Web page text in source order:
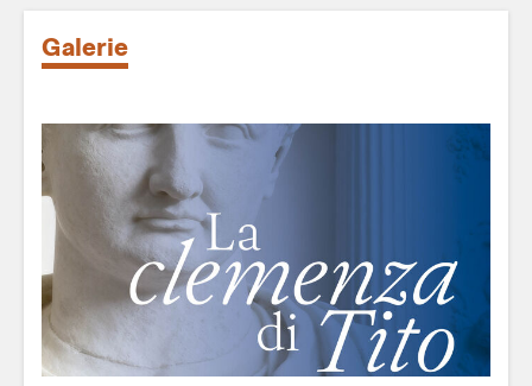
Galerie